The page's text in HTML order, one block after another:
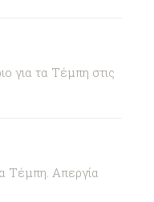
για τα Τέμπη στις
Τέμπη. Απεργία